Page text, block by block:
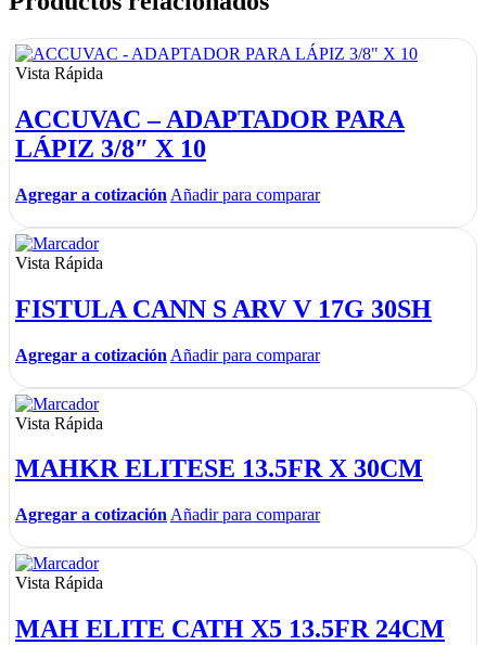
Vista Rápida
ACCUVAC – ADAPTADOR PARA
LÁPIZ 3/8″ X 10
Agregar a cotización Añadir para comparar
Vista Rápida
FISTULA CANN S ARV V 17G 30SH
Agregar a cotización Añadir para comparar
Vista Rápida
MAHKR ELITESE 13.5FR X 30CM
Agregar a cotización Añadir para comparar
Vista Rápida
MAH ELITE CATH X5 13.5FR 24CM